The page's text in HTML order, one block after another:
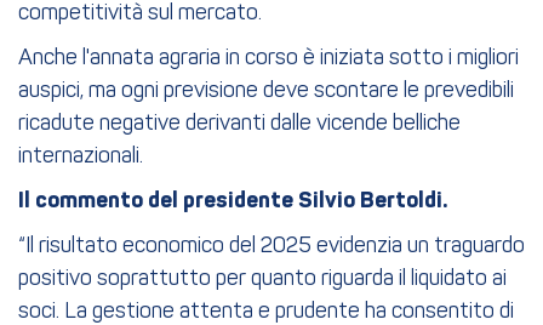
competitività sul mercato.
Anche l'annata agraria in corso è iniziata sotto i migliori
auspici, ma ogni previsione deve scontare le prevedibili
ricadute negative derivanti dalle vicende belliche
internazionali.
Il commento del presidente Silvio Bertoldi.
“Il risultato economico del 2025 evidenzia un traguardo
positivo soprattutto per quanto riguarda il liquidato ai
soci. La gestione attenta e prudente ha consentito di